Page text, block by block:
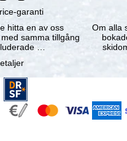
garanti
hitta en av oss
samma tillgång
…
Om alla